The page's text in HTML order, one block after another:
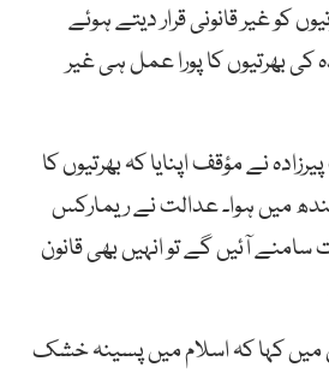
کو غیر قانونی قرار دیتے ہوئے
بھرتیوں کا پورا عمل ہی غیر
نے مؤقف اپنایا کہ بھرتیوں کا
میں ہوا۔ عدالت نے ریمارکس
آئیں گے تو انہیں بھی قانون
میں کہا کہ اسلام میں پسینہ خشک